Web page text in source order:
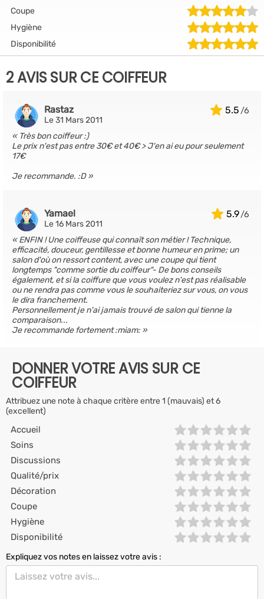
Coupe
Hygiène
Disponibilité
2 AVIS SUR CE COIFFEUR
5.5
Rastaz
Le 31 Mars 2011
Très bon coiffeur :)
Le prix n'est pas entre 30€ et 40€ > J'en ai eu pour seulement
17€
Je recommande. :D
5.9
Yamael
Le 16 Mars 2011
ENFIN ! Une coiffeuse qui connaît son métier ! Technique,
efficacité, douceur, gentillesse et bonne humeur en prime; un
salon d'où on ressort content, avec une coupe qui tient
longtemps "comme sortie du coiffeur"- De bons conseils
également, et si la coiffure que vous voulez n'est pas réalisable
ou ne rendra pas comme vous le souhaiteriez sur vous, on vous
le dira franchement.
Personnellement je n'ai jamais trouvé de salon qui tienne la
comparaison...
Je recommande fortement :miam:
DONNER VOTRE AVIS SUR CE
COIFFEUR
Attribuez une note à chaque critère entre 1 (mauvais) et 6
(excellent)
Accueil
Soins
Discussions
Qualité/prix
Décoration
Coupe
Hygiène
Disponibilité
Expliquez vos notes en laissez votre avis :